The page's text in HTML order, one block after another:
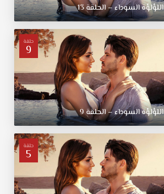
اللؤلؤة السوداء – الحلقة 13
حلقة
9
اللؤلؤة السوداء – الحلقة 9
حلقة
5